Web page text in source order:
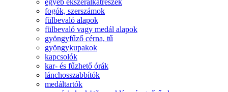
egyéb ékszeralkatrészek
fogók, szerszámok
fülbevaló alapok
fülbevaló vagy medál alapok
gyöngyfűző cérna, tű
gyöngykupakok
kapcsolók
kar- és fűzhető órák
lánchosszabbítók
medáltartók